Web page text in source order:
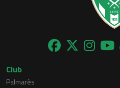
Club
Palmarès